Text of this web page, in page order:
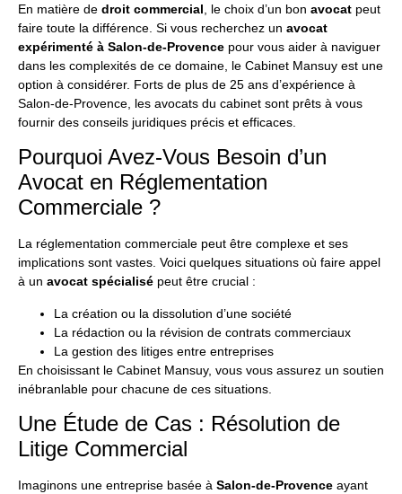
En matière de droit commercial , le choix d’un bon avocat peut
faire toute la différence. Si vous recherchez un avocat
expérimenté à Salon-de-Provence pour vous aider à naviguer
dans les complexités de ce domaine, le Cabinet Mansuy est une
option à considérer. Forts de plus de 25 ans d’expérience à
Salon-de-Provence, les avocats du cabinet sont prêts à vous
fournir des conseils juridiques précis et efficaces.
Pourquoi Avez-Vous Besoin d’un
Avocat en Réglementation
Commerciale ?
La réglementation commerciale peut être complexe et ses
implications sont vastes. Voici quelques situations où faire appel
à un avocat spécialisé peut être crucial :
La création ou la dissolution d’une société
La rédaction ou la révision de contrats commerciaux
La gestion des litiges entre entreprises
En choisissant le Cabinet Mansuy, vous vous assurez un soutien
inébranlable pour chacune de ces situations.
Une Étude de Cas : Résolution de
Litige Commercial
Imaginons une entreprise basée à Salon-de-Provence ayant